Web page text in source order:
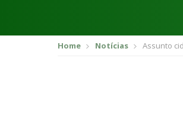
Home Notícias Assunto